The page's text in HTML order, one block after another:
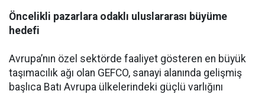
Öncelikli pazarlara odaklı uluslararası büyüme
hedefi
Avrupa’nın özel sektörde faaliyet gösteren en büyük
taşımacılık ağı olan GEFCO, sanayi alanında gelişmiş
başlıca Batı Avrupa ülkelerindeki güçlü varlığını